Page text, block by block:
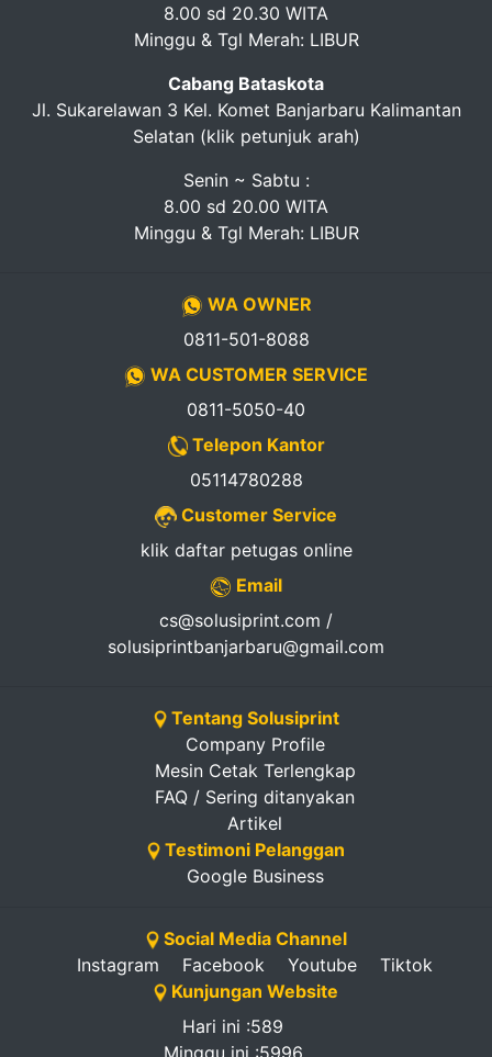
8.00 sd 20.30 WITA
Minggu & Tgl Merah: LIBUR
Cabang Bataskota
Jl. Sukarelawan 3 Kel. Komet Banjarbaru Kalimantan
Selatan (klik petunjuk arah)
Senin ~ Sabtu :
8.00 sd 20.00 WITA
Minggu & Tgl Merah: LIBUR
WA OWNER
0811-501-8088
WA CUSTOMER SERVICE
0811-5050-40
Telepon Kantor
05114780288
Customer Service
klik daftar petugas online
Email
cs@solusiprint.com /
solusiprintbanjarbaru@gmail.com
Tentang Solusiprint
Company Profile
Mesin Cetak Terlengkap
FAQ / Sering ditanyakan
Artikel
Testimoni Pelanggan
Google Business
Social Media Channel
Instagram
Facebook Youtube
Tiktok
Kunjungan Website
Hari ini :589
Minggu ini :5996